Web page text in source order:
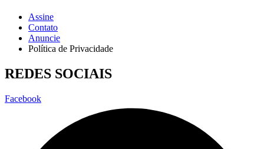
Assine
Contato
Anuncie
Política de Privacidade
REDES SOCIAIS
Facebook